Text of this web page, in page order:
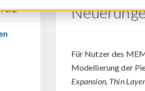
6.2
Für Nutzer des
Modellierung der
Expansion, Thin Layer